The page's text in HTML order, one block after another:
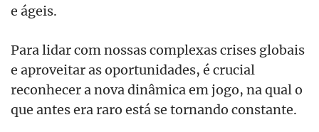
e ágeis.
Para lidar com nossas complexas crises globais
e aproveitar as oportunidades, é crucial
reconhecer a nova dinâmica em jogo, na qual o
que antes era raro está se tornando constante.